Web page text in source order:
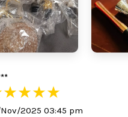
2025 03:45 pm